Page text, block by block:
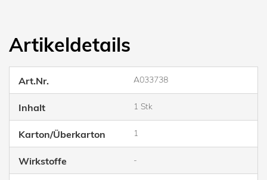
Artikeldetails
Art.Nr. A033738
Inhalt 1 Stk
Karton/Überkarton 1
Wirkstoffe -